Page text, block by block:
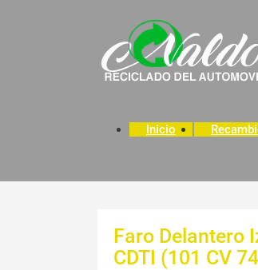
Inicio
Faro Delantero
CDTI (101 CV